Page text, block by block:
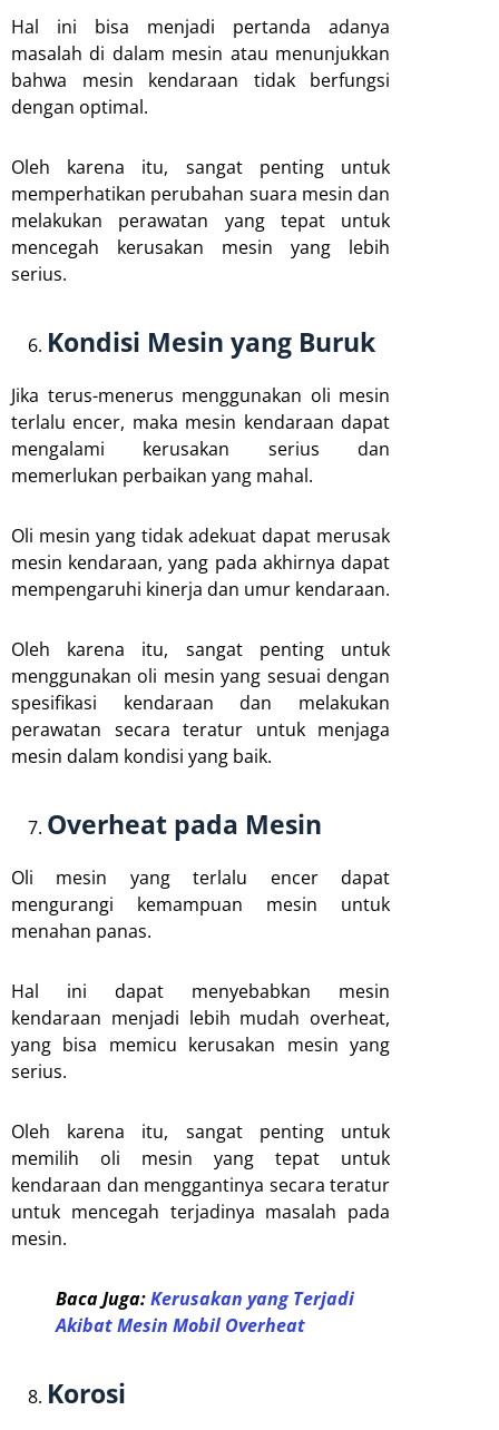
Hal ini bisa menjadi pertanda adanya
masalah di dalam mesin atau menunjukkan
bahwa mesin kendaraan tidak berfungsi
dengan optimal.
Oleh karena itu, sangat penting untuk
memperhatikan perubahan suara mesin dan
melakukan perawatan yang tepat untuk
mencegah kerusakan mesin yang lebih
serius.
Kondisi Mesin yang Buruk
Jika terus-menerus menggunakan oli mesin
terlalu encer, maka mesin kendaraan dapat
mengalami kerusakan serius dan
memerlukan perbaikan yang mahal.
Oli mesin yang tidak adekuat dapat merusak
mesin kendaraan, yang pada akhirnya dapat
mempengaruhi kinerja dan umur kendaraan.
Oleh karena itu, sangat penting untuk
menggunakan oli mesin yang sesuai dengan
spesifikasi kendaraan dan melakukan
perawatan secara teratur untuk menjaga
mesin dalam kondisi yang baik.
Overheat pada Mesin
Oli mesin yang terlalu encer dapat
mengurangi kemampuan mesin untuk
menahan panas.
Hal ini dapat menyebabkan mesin
kendaraan menjadi lebih mudah overheat,
yang bisa memicu kerusakan mesin yang
serius.
Oleh karena itu, sangat penting untuk
memilih oli mesin yang tepat untuk
kendaraan dan menggantinya secara teratur
untuk mencegah terjadinya masalah pada
mesin.
Baca Juga:Kerusakan yang Terjadi
Akibat Mesin Mobil Overheat
Korosi